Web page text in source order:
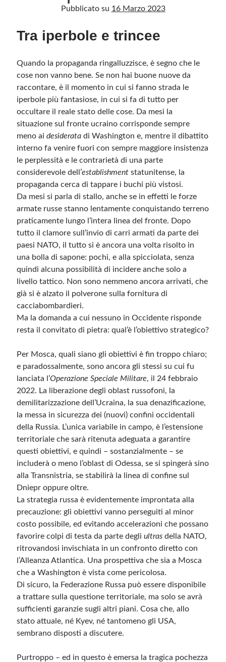
Archivio
Categorie
Categorie
Questo blog non rappresenta una testata giornalistica, in quanto viene aggiornato
senza alcuna periodicità. Non può pertanto considerarsi un prodotto editoriale ai
sensi della legge n· 62 del 7.03.2001. L’autore non è responsabile di quanto
pubblicato dai lettori nei commenti ai vari post. Saranno comunque cancellati quelli
ritenuti offensivi o lesivi dell’immagine o dell’onorabilità di terzi, di genere spam,
privacy. Alcune immagini inserite in questo blog sono tratte da Internet e, pertanto,
diritti d’autore, vi invito a comunicarlo via e-mail a info[at]dinovalle.it e saranno
tramite link né del loro contenuto, che può essere soggetto a variazioni nel tempo.
Meta
Accedi
Feed dei contenuti
Feed dei commenti
WordPress.org
Pubblicato su 16 Marzo 2023
Tra iperbole e trincee
Quando la propaganda ringalluzzisce, è segno che le
cose non vanno bene. Se non hai buone nuove da
raccontare, è il momento in cui si fanno strada le
iperbole più fantasiose, in cui si fa di tutto per
occultare il reale stato delle cose. Da mesi la
situazione sul fronte ucraino corrisponde sempre
meno aidesideratadi Washington e, mentre il dibattito
interno fa venire fuori con sempre maggiore insistenza
le perplessità e le contrarietà di una parte
considerevole dell’establishment statunitense, la
propaganda cerca di tappare i buchi più vistosi.
Da mesi si parla di stallo, anche se in effetti le forze
armate russe stanno lentamente conquistando terreno
praticamente lungo l’intera linea del fronte. Dopo
tutto il clamore sull’invio di carri armati da parte dei
paesi NATO, il tutto si è ancora una volta risolto in
una bolla di sapone: pochi, e alla spicciolata, senza
quindi alcuna possibilità di incidere anche solo a
livello tattico. Non sono nemmeno ancora arrivati, che
già si è alzato il polverone sulla fornitura di
cacciabombardieri.
Ma la domanda a cui nessuno in Occidente risponde
resta il convitato di pietra: qual’è l’obiettivo strategico?
Per Mosca, quali siano gli obiettivi è fin troppo chiaro;
e paradossalmente, sono ancora gli stessi su cui fu
lanciata l’Operazione Speciale Militare, il 24 febbraio
2022. La liberazione degli oblast russofoni, la
demilitarizzazione dell’Ucraina, la sua denazificazione,
la messa in sicurezza dei (nuovi) confini occidentali
della Russia. L’unica variabile in campo, è l’estensione
territoriale che sarà ritenuta adeguata a garantire
questi obiettivi, e quindi – sostanzialmente – se
includerà o meno l’oblast di Odessa, se si spingerà sino
alla Transnistria, se stabilirà la linea di confine sul
Dniepr oppure oltre.
La strategia russa è evidentemente improntata alla
precauzione: gli obiettivi vanno perseguiti al minor
costo possibile, ed evitando accelerazioni che possano
favorire colpi di testa da parte degliultrasdella NATO,
ritrovandosi invischiata in un confronto diretto con
l’Alleanza Atlantica. Una prospettiva che sia a Mosca
che a Washington è vista come pericolosa.
Di sicuro, la Federazione Russa può essere disponibile
a trattare sulla questione territoriale, ma solo se avrà
sufficienti garanzie sugli altri piani. Cosa che, allo
stato attuale, né Kyev, né tantomeno gli USA,
sembrano disposti a discutere.
Purtroppo – ed in questo è emersa la tragica pochezza